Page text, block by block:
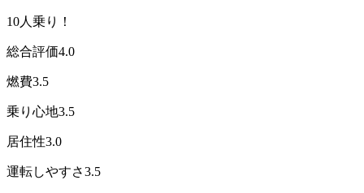
10人乗り！
総合評価4.0
燃費3.5
乗り心地3.5
居住性3.0
運転しやすさ3.5